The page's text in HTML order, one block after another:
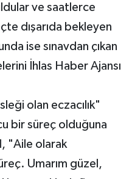
ve saatlerce
dışarıda bekleyen
ise sınavdan çıkan
İhlas Haber Ajansı
olan eczacılık"
bir süreç olduğuna
"Aile olarak
Umarım güzel,